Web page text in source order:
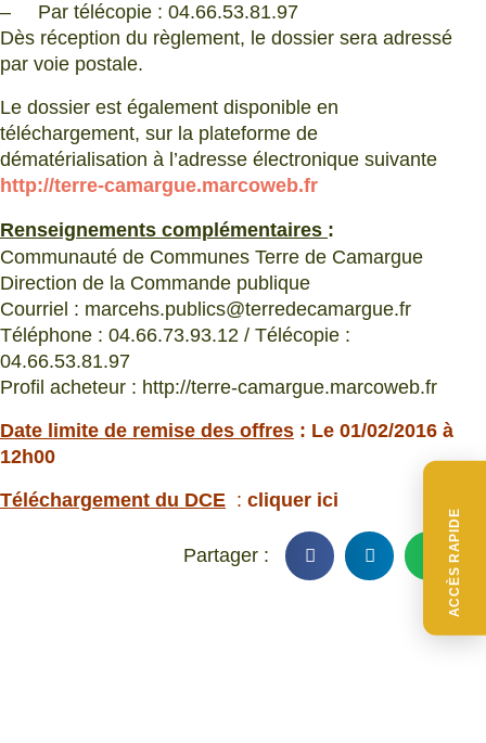
ACCÈS RAPIDE
– Par télécopie : 04.66.53.81.97
Dès réception du règlement, le dossier sera adressé
par voie postale.
Le dossier est également disponible en
téléchargement, sur la plateforme de
dématérialisation à l’adresse électronique suivante
http://terre-camargue.marcoweb.fr
Renseignements complémentaires :
Communauté de Communes Terre de Camargue
Direction de la Commande publique
Courriel : marcehs.publics@terredecamargue.fr
Téléphone : 04.66.73.93.12 / Télécopie :
04.66.53.81.97
Profil acheteur : http://terre-camargue.marcoweb.fr
Date limite de remise des offres : Le 01/02/2016 à
12h00
Téléchargement du DCE : cliquer ici